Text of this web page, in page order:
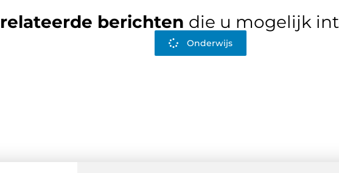
berichten die u mogelijk
Onderwijs